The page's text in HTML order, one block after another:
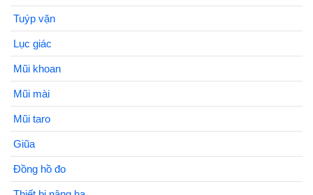
Tuýp vặn
Lục giác
Mũi khoan
Mũi mài
Mũi taro
Giũa
Đồng hồ đo